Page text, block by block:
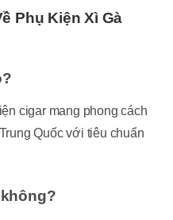
Phụ Kiện Xì Gà
cigar mang phong cách
Quốc với tiêu chuẩn